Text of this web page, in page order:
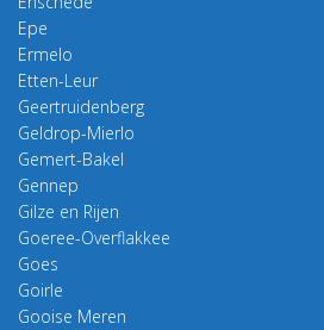
Epe
Ermelo
Etten-Leur
Geertruidenberg
Geldrop-Mierlo
Gemert-Bakel
Gennep
Gilze en Rijen
Goeree-Overflakkee
Goes
Goirle
Gooise Meren